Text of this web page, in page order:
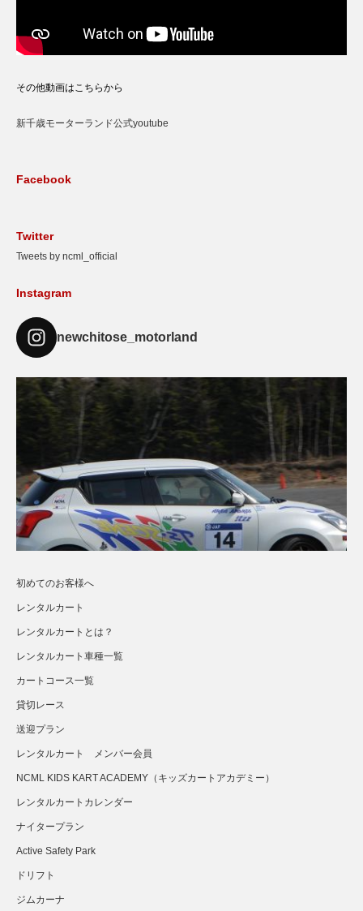
その他動画はこちらから
新千歳モーターランド公式youtube
Facebook
Twitter
Tweets by ncml_official
Instagram
newchitose_motorland
初めてのお客様へ
レンタルカート
レンタルカートとは？
レンタルカート車種一覧
カートコース一覧
貸切レース
送迎プラン
レンタルカート メンバー会員
NCML KIDS KART ACADEMY（キッズカートアカデミー）
レンタルカートカレンダー
ナイタープラン
Active Safety Park
ドリフト
ジムカーナ